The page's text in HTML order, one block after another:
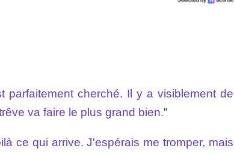
cherché. Il y a visiblement de
va faire le plus grand bien."
ce qui arrive. J'espérais me tromper, mais